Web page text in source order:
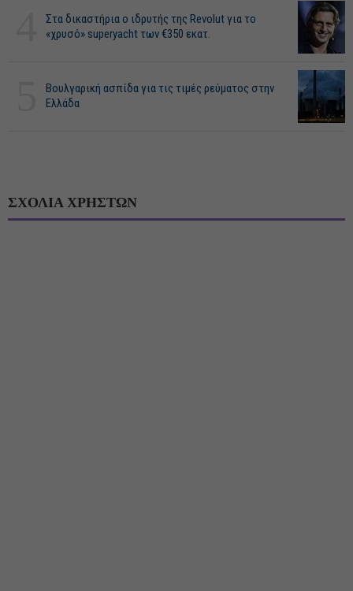
Στα δικαστήρια ο ιδρυτής της Revolut για το
«χρυσό» superyacht των €350 εκατ.
Βουλγαρική ασπίδα για τις τιμές ρεύματος στην
Ελλάδα
ΣΧΟΛΙΑ ΧΡΗΣΤΩΝ